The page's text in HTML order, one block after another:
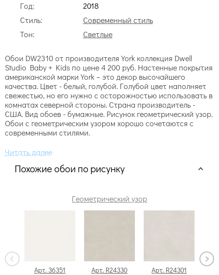
Год:
2018
Стиль:
Современный стиль
Тон:
Светлые
Обои DW2310 от производителя York коллекция Dwell
Studio Baby + Kids по цене 4 200 руб. Настенные покрытия
американской марки York – это декор высочайшего
качества. Цвет - белый, голубой. Голубой цвет наполняет
свежестью, но его нужно с осторожностью использовать в
комнатах северной стороны. Страна производитель -
США. Вид обоев - бумажные. Рисунок геометрический узор.
Обои с геометрическим узором хорошо сочетаются с
современными стилями.
Похожие обои по рисунку
Геометрический узор
Арт. 36351 Арт. R24330 Арт. R24301